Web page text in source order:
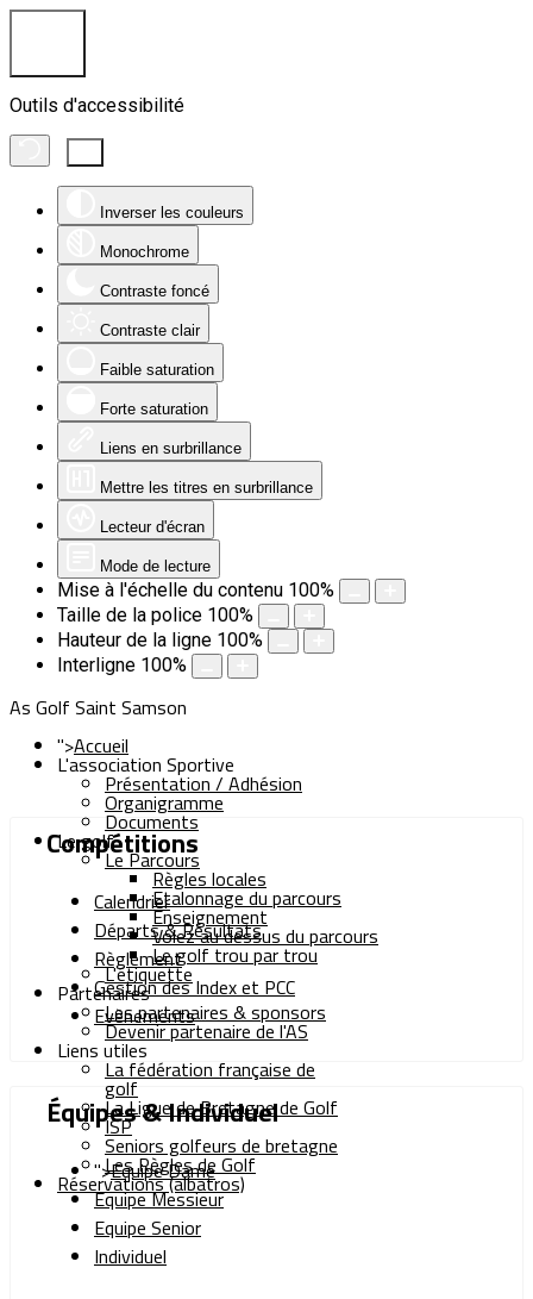
Outils d'accessibilité
Inverser les couleurs
Monochrome
Contraste foncé
Contraste clair
Faible saturation
Forte saturation
Liens en surbrillance
Mettre les titres en surbrillance
Lecteur d'écran
Mode de lecture
Mise à l'échelle du contenu 100%
Taille de la police 100%
Hauteur de la ligne 100%
Interligne 100%
As Golf Saint Samson
">Accueil
L'association Sportive
Présentation / Adhésion
Organigramme
Documents
Le golf
Le Parcours
Règles locales
Etalonnage du parcours
Enseignement
Volez au dessus du parcours
Le golf trou par trou
L'étiquette
Partenaires
Les partenaires & sponsors
Devenir partenaire de l'AS
Liens utiles
La fédération française de
golf
La Ligue de Bretagne de Golf
ISP
Seniors golfeurs de bretagne
Les Règles de Golf
Réservations (albatros)
Compétitions
Calendrier
Départs & Résultats
Règlement
Gestion des Index et PCC
Evènements
Équipes & Individuel
">Equipe Dame
Equipe Messieur
Equipe Senior
Individuel